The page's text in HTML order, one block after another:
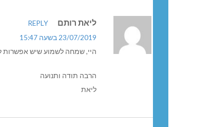
ליאת רותם
REPLY
23/07/2019 בשעה 15:47
היי, שמחה לשמוע שיש אפשרות
הרבה תודה ותנועה
ליאת